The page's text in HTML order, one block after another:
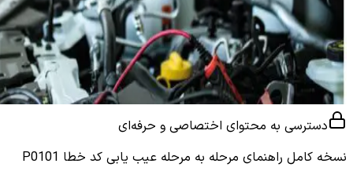
دسترسی به محتوای اختصاصی و حرفه‌ای
نسخه کامل راهنمای مرحله به مرحله عیب یابی کد خطا P0101